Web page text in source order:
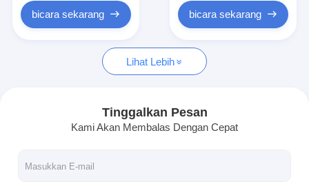
Papan tulis interaktif
sistem konferensi
membalik monitor
Pop Up Desk Socket
bicara sekarang bicara sekarang
Lihat Lebih
Tinggalkan Pesan
Kami Akan Membalas Dengan Cepat